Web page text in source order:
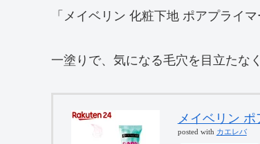
「メイベリン 化粧下地 ポアプライ
一塗りで、気になる毛穴を目立たな
メイベリン
posted with カエレバ